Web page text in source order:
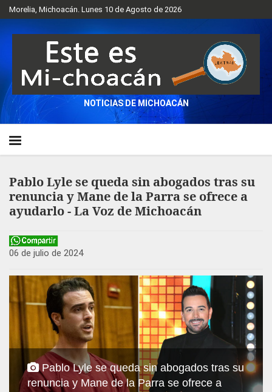
Morelia, Michoacán. Lunes 10 de Agosto de 2026
NOTICIAS DE MICHOACÁN
Pablo Lyle se queda sin abogados tras su
renuncia y Mane de la Parra se ofrece a
ayudarlo - La Voz de Michoacán
06 de julio de 2024
Pablo Lyle se queda sin abogados tras su
renuncia y Mane de la Parra se ofrece a